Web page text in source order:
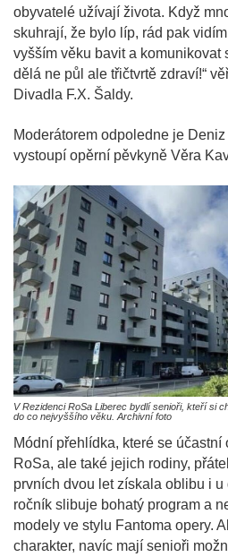
obyvatelé užívají života. Když
skuhrají, že bylo líp, rád pak
vyšším věku bavit a komunikovat
dělá ne půl ale třičtvrtě zdraví!“
Divadla F.X. Šaldy.
Moderátorem odpoledne je
vystoupí opěrní pěvkyně Věra
V Rezidenci RoSa Liberec bydlí senioři, kteří si
do co nejvyššího věku. Archivní foto
Módní přehlídka, které se
RoSa, ale také jejich rodiny,
prvních dvou let získala oblibu i u
ročník slibuje bohatý program a
modely ve stylu Fantoma opery.
charakter, navíc mají senioři